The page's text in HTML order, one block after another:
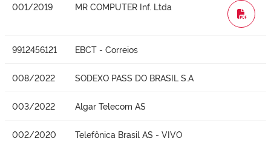
001/2019 MR COMPUTER Inf. Ltda
WORD
9912456121 EBCT - Correios
008/2022 SODEXO PASS DO BRASIL S.A
003/2022 Algar Telecom AS
002/2020 Telefônica Brasil AS - VIVO